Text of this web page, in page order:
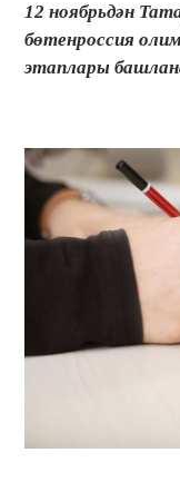
12 ноябрьдән
бөтенроссия
этаплары